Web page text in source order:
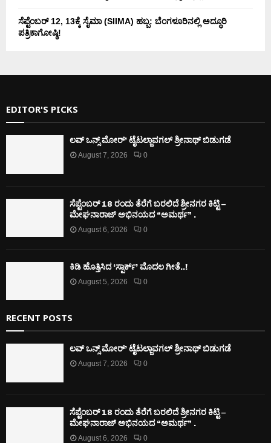
ಸೆಪ್ಟೆಂಬರ್ 12, 13ಕ್ಕೆ ಸೈಮಾ (SIIMA) ಹಬ್ಬ: ಬೆಂಗಳೂರಿನಲ್ಲಿ ಅದ್ಧೂರಿ
ಪತ್ರಿಕಾಗೋಷ್ಠಿ!
EDITOR'S PICKS
ಲವ್ ಒನ್ಸ್ ಮೋರ್’ ಟೈಟಲ್ಜಾವಗಲ್ ಶ್ರೀನಾಥ್ ಬಿಡುಗಡೆ
August 7, 2026 0
ಸೆಪ್ಟೆಂಬರ್ 18 ರಂದು ತೆರೆಗೆ ಬರಲಿದೆ ಶ್ರೀನಗರ ಕಿಟ್ಟಿ –
ಮೇಘನಾರಾಜ್ ಅಭಿನಯದ “ಅಮರ್ಥ” .
August 6, 2026 0
ಕಿಡಿ‌‌ ಹೊತ್ತಿಸಿದ ‘ಸ್ಪಾರ್ಕ್’ ಮೊದಲ‌ ಗೀತೆ..!
August 5, 2026 0
RECENT POSTS
ಲವ್ ಒನ್ಸ್ ಮೋರ್’ ಟೈಟಲ್ಜಾವಗಲ್ ಶ್ರೀನಾಥ್ ಬಿಡುಗಡೆ
August 7, 2026 0
ಸೆಪ್ಟೆಂಬರ್ 18 ರಂದು ತೆರೆಗೆ ಬರಲಿದೆ ಶ್ರೀನಗರ ಕಿಟ್ಟಿ –
ಮೇಘನಾರಾಜ್ ಅಭಿನಯದ “ಅಮರ್ಥ” .
August 6, 2026 0